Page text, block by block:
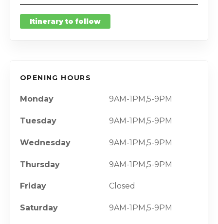
Itinerary to follow
OPENING HOURS
Monday 9AM-1PM,5-9PM
Tuesday 9AM-1PM,5-9PM
Wednesday 9AM-1PM,5-9PM
Thursday 9AM-1PM,5-9PM
Friday Closed
Saturday 9AM-1PM,5-9PM